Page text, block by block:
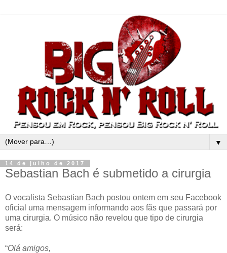
▼
14 de julho de 2017
Sebastian Bach é submetido a cirurgia
O vocalista Sebastian Bach postou ontem em seu Facebook
oficial uma mensagem informando aos fãs que passará por
uma cirurgia. O músico não revelou que tipo de cirurgia
será:
“Olá amigos,